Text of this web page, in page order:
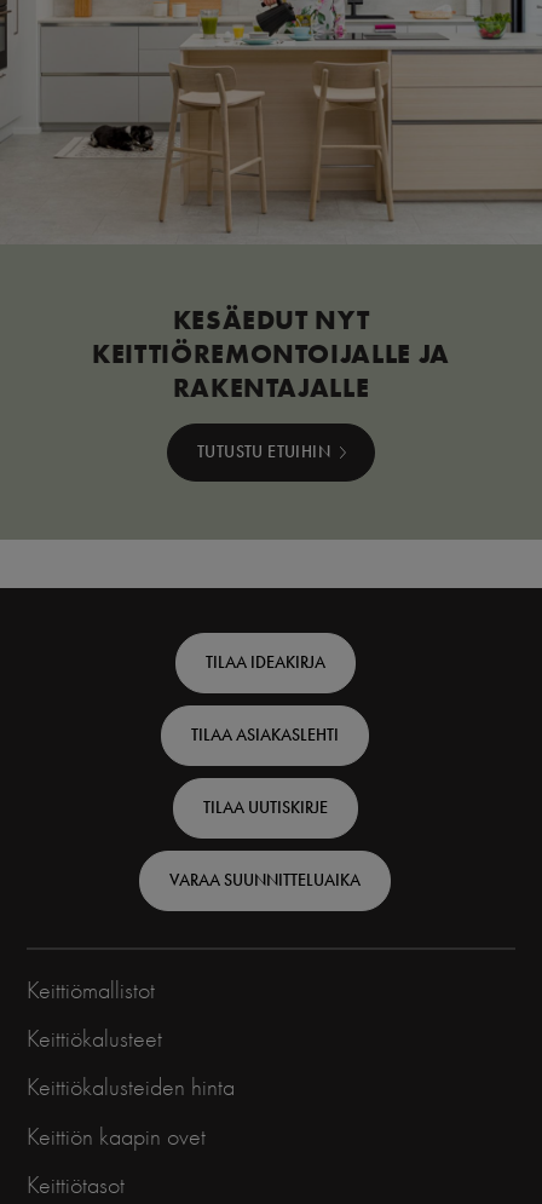
KESÄEDUT NYT
KEITTIÖREMONTOIJALLE JA
RAKENTAJALLE
TUTUSTU ETUIHIN
Finnish
TILAA IDEAKIRJA
TILAA ASIAKASLEHTI
TILAA UUTISKIRJE
VARAA SUUNNITTELUAIKA
Keittiömallistot
Keittiökalusteet
Keittiökalusteiden hinta
Keittiön kaapin ovet
Keittiötasot